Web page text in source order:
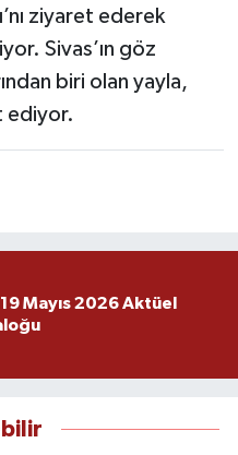
ziyaret ederek
Sivas’ın göz
biri olan yayla,
ediyor.
19 Mayıs 2026 Aktüel